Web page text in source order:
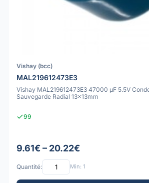
Vishay (bcc)
MAL219612473E3
Vishay MAL219612473E3 47000 µF 5.5V
Sauvegarde Radial 13x13mm
99
9.61€ – 20.22€
Quantité: Min: 1